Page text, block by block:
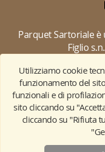
Parquet Sartoriale
Figlio
© PARQUET
rilasciato dalla
numero:
Web
Utilizziamo cookie
funzionamento del
funzionali e di
sito cliccando su
cliccando su "Rifiuta